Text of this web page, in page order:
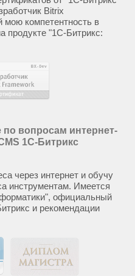
Bitrix
компетентность в
продукте "1С-Битрикс:
по вопросам интернет-
1С-Битрикс
через интернет и обучу
инструментам. Имеется
официальный
и рекомендации